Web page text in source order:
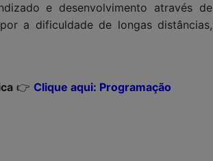
e desenvolvimento através de
a dificuldade de longas distâncias,
👉 Clique aqui: Programação